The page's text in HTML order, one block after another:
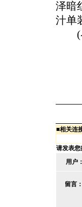
泽暗
汁单
(
■相关连
请发表您
用户：
留言：